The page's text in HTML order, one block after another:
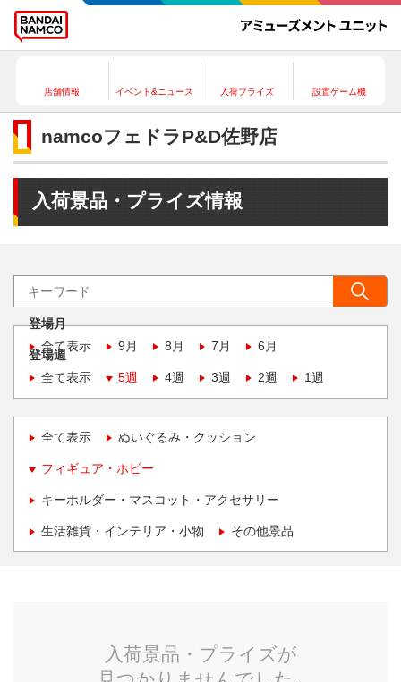
店舗情報 イベント&ニュース 入荷プライズ 設置ゲーム機
namcoフェドラP&D佐野店
入荷景品・プライズ情報
登場月
全て表示
9月 8月 7月 6月
登場週
全て表示
5週 4週 3週 2週 1週
全て表示 ぬいぐるみ・クッション
フィギュア・ホビー
キーホルダー・マスコット・アクセサリー
生活雑貨・インテリア・小物 その他景品